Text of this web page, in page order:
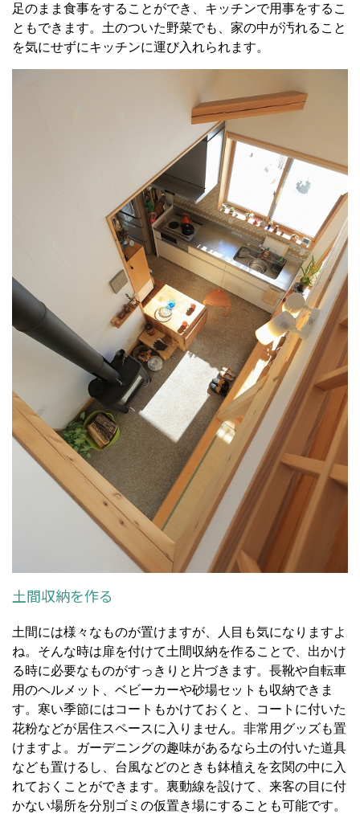
足のまま食事をすることができ、キッチンで用事をするこ
ともできます。土のついた野菜でも、家の中が汚れること
を気にせずにキッチンに運び入れられます。
土間収納を作る
土間には様々なものが置けますが、人目も気になりますよ
ね。そんな時は扉を付けて土間収納を作ることで、出かけ
る時に必要なものがすっきりと片づきます。長靴や自転車
用のヘルメット、ベビーカーや砂場セットも収納できま
す。寒い季節にはコートもかけておくと、コートに付いた
花粉などが居住スペースに入りません。非常用グッズも置
けますよ。ガーデニングの趣味があるなら土の付いた道具
なども置けるし、台風などのときも鉢植えを玄関の中に入
れておくことができます。裏動線を設けて、来客の目に付
かない場所を分別ゴミの仮置き場にすることも可能です。